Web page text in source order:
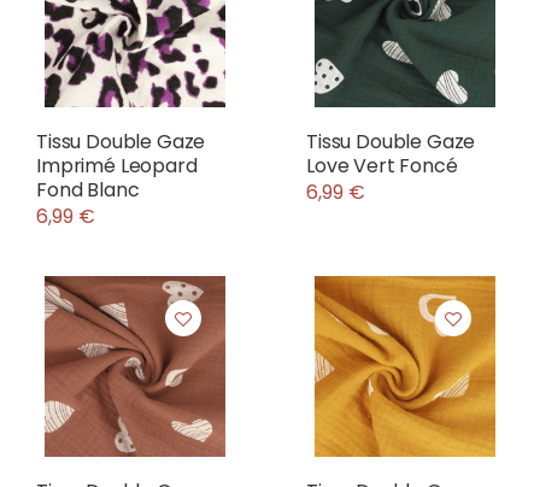
Tissu Double Gaze
Imprimé Leopard
Fond Blanc
6,99 €
Tissu Double Gaze
Love Vert Foncé
6,99 €